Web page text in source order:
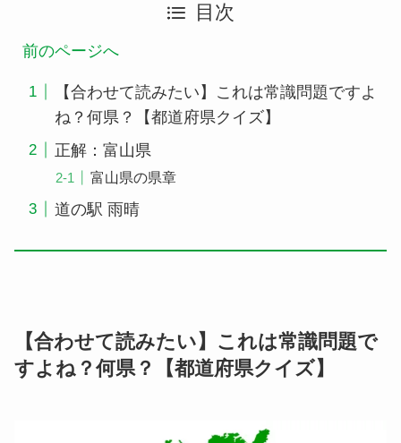
目次
前のページへ
【合わせて読みたい】これは常識問題ですよ
ね？何県？【都道府県クイズ】
正解：富山県
富山県の県章
道の駅 雨晴
【合わせて読みたい】これは常識問題で
すよね？何県？【都道府県クイズ】